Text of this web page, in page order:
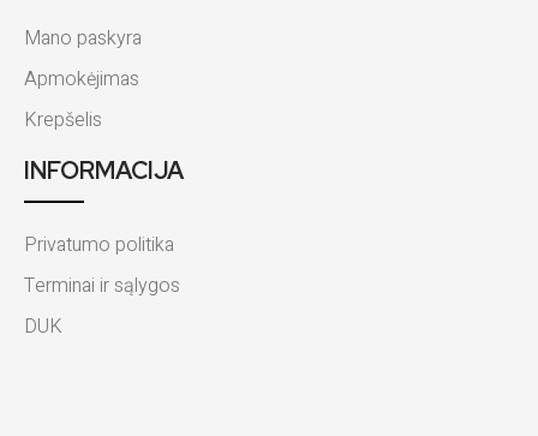
Mano paskyra
Apmokėjimas
Krepšelis
INFORMACIJA
Privatumo politika
Terminai ir sąlygos
DUK